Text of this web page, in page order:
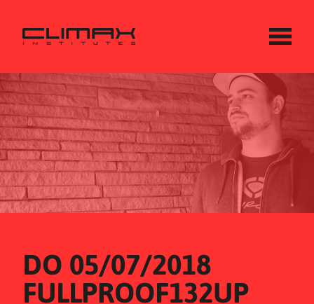
DO 05/07/2018
FULLPROOF132UP